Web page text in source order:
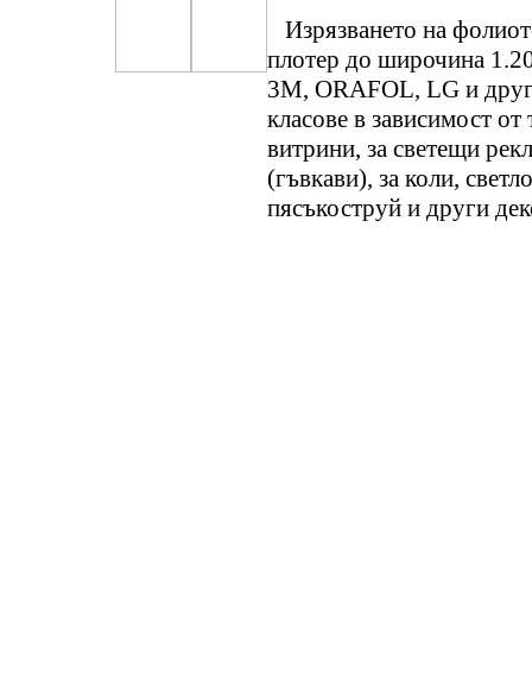
Изрязването на
плотер до широчина
3М, ORAFOL, LG и
класове в зависимост
витрини, за светещи
(гъвкави), за коли,
пясъкоструй и други